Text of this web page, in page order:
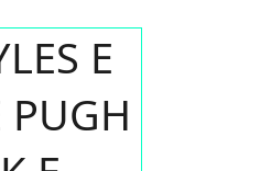
E
PUGH